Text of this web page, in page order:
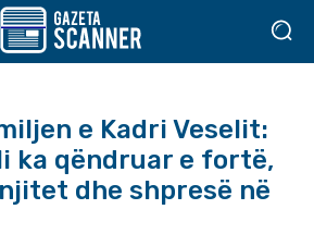
e Kadri Veselit:
ka qëndruar e fortë,
dhe shpresë në